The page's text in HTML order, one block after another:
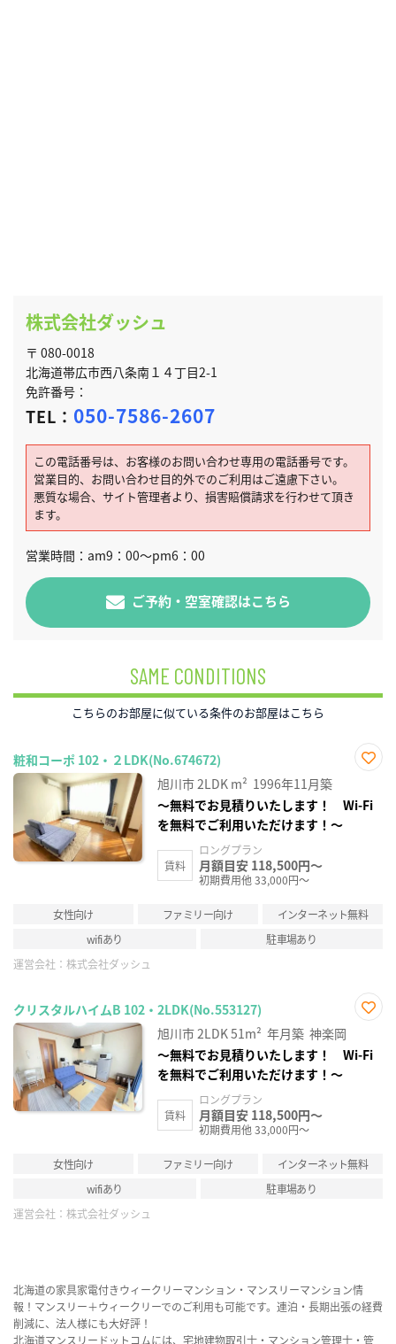
株式会社ダッシュ
〒 080-0018
北海道帯広市西八条南１４丁目2-1
免許番号：
TEL： 050-7586-2607
この電話番号は、お客様のお問い合わせ専用の電話番号です。
営業目的、お問い合わせ目的外でのご利用はご遠慮下さい。
悪質な場合、サイト管理者より、損害賠償請求を行わせて頂き
ます。
営業時間：am9：00～pm6：00
ご予約・空室確認はこちら
SAME CONDITIONS
こちらのお部屋に似ている条件のお部屋はこちら
粧和コーポ 102・２LDK(No.674672)
り登
録
旭川市2LDK m² 1996年11月築
～無料でお見積りいたします！ Wi-Fi
を無料でご利用いただけます！～
賃料
ロングプラン
月額目安 118,500円～
初期費用他 33,000円～
女性向け ファミリー向け
インターネット無料
wifiあり
駐車場あり
運営会社： 株式会社ダッシュ
クリスタルハイムB 102・2LDK(No.553127)
り登
録
旭川市2LDK51m² 年月築 神楽岡
～無料でお見積りいたします！ Wi-Fi
を無料でご利用いただけます！～
賃料
ロングプラン
月額目安 118,500円～
初期費用他 33,000円～
女性向け ファミリー向け
インターネット無料
wifiあり
駐車場あり
運営会社： 株式会社ダッシュ
北海道の家具家電付きウィークリーマンション・マンスリーマンション情
報！マンスリー＋ウィークリーでのご利用も可能です。連泊・長期出張の経費
削減に、法人様にも大好評！
北海道マンスリードットコムには、宅地建物取引士・マンション管理士・管